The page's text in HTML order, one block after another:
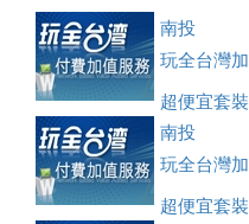
南投
玩全台灣
超便宜套
刊登、訂房系統、客房委
南投
玩全台灣
超便宜套